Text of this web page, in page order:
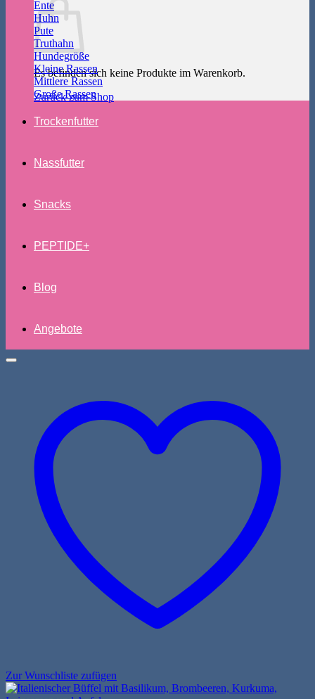
Es befinden sich keine Produkte im Warenkorb.
Zurück zum Shop
Ente
Huhn
Pute
Truthahn
Hundegröße
Kleine Rassen
Mittlere Rassen
Große Rassen
Trockenfutter
Nassfutter
Snacks
PEPTIDE+
Blog
Angebote
Zur Wunschliste zufügen